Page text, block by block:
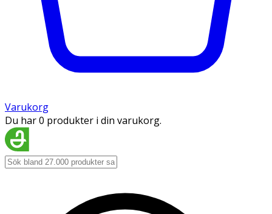
Varukorg
Du har 0 produkter i din varukorg.